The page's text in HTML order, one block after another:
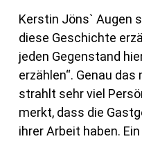
Kerstin Jöns` Augen
diese Geschichte
jeden Gegenstand
erzählen“. Genau
strahlt sehr viel
merkt, dass die
ihrer Arbeit haben.